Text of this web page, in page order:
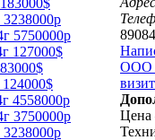
5750000р
127000$
4558000р
3750000р
ООО
Цена